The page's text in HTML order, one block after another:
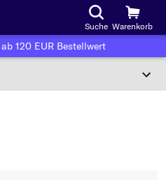
Suche Warenkorb
120 EUR Bestellwert